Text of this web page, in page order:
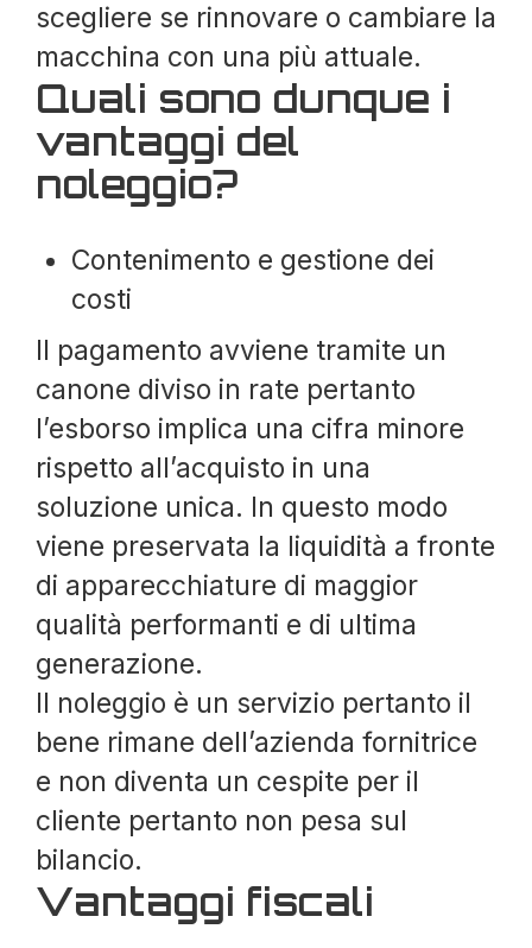
scegliere se rinnovare o cambiare la
macchina con una più attuale.
Quali sono dunque i
vantaggi del
noleggio?
Contenimento e gestione dei
costi
Il pagamento avviene tramite un
canone diviso in rate pertanto
l’esborso implica una cifra minore
rispetto all’acquisto in una
soluzione unica. In questo modo
viene preservata la liquidità a fronte
di apparecchiature di maggior
qualità performanti e di ultima
generazione.
Il noleggio è un servizio pertanto il
bene rimane dell’azienda fornitrice
e non diventa un cespite per il
cliente pertanto non pesa sul
bilancio.
Vantaggi fiscali